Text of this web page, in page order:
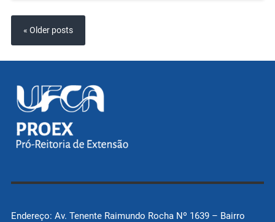
« Older posts
Endereço: Av. Tenente Raimundo Rocha Nº 1639 – Bairro